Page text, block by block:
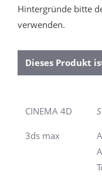
Hintergründe bitte
verwenden.
Dieses Produkt
CINEMA 4D
3ds max